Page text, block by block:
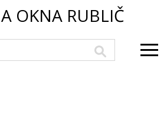
OKNA RUBLIČ